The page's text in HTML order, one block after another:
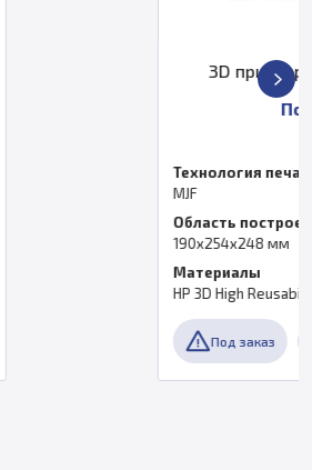
3D принтер HP Jet Fusion 380